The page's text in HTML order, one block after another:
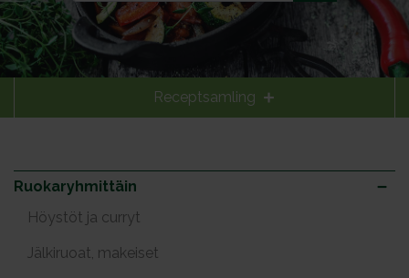
Receptsamling
Ruokaryhmittäin
Höystöt ja curryt
Jälkiruoat, makeiset